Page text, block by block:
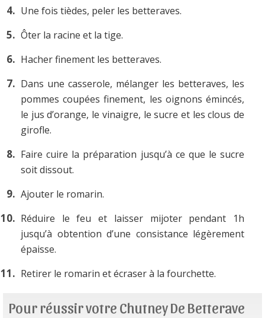
Une fois tièdes, peler les betteraves.
Ôter la racine et la tige.
Hacher finement les betteraves.
Dans une casserole, mélanger les betteraves, les
pommes coupées finement, les oignons émincés,
le jus d’orange, le vinaigre, le sucre et les clous de
girofle.
Faire cuire la préparation jusqu’à ce que le sucre
soit dissout.
Ajouter le romarin.
Réduire le feu et laisser mijoter pendant 1h
jusqu’à obtention d’une consistance légèrement
épaisse.
Retirer le romarin et écraser à la fourchette.
Pour réussir votre Chutney De Betterave